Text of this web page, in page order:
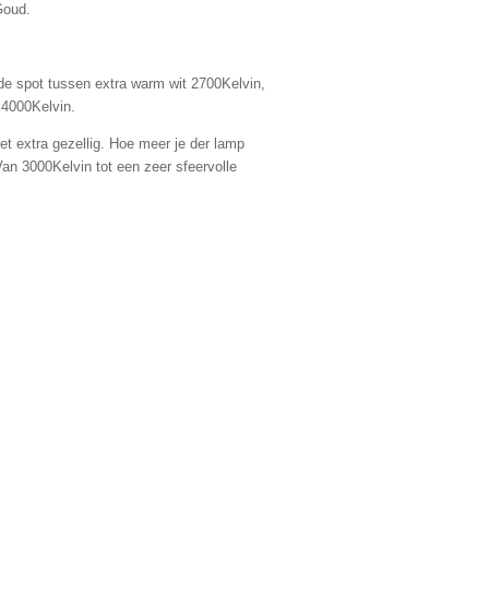
spot tussen extra warm wit 2700Kelvin,
extra gezellig. Hoe meer je der lamp
3000Kelvin tot een zeer sfeervolle